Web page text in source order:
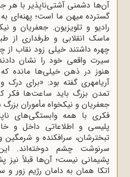
آن‌ها دشمنی آشتی‌ناپذیر با هر
گسترده میهن ما است؛ پهنه‌ای
رادیو و تلویزیون. جعفریان و
ماسک انقلابی و طرفداری از
چهره داشتند خیلی زود نقاب از
سیرت واقعی خود را نشان
هنوز در ذهن خیلی‌ها مانده
آریامهری گفته بود: «برای
تمدن بزرگ باید ساعت‌ها فکر
جعفریان و نیکخواه مأموران
فکری با همه وابستگی‌های
پلیسی و اطلاعاتی داخل و
تبخترشان، سرافکنده و
سرنوشت چشم دوخته‌اند.
پشیمانی نیست؛ آن‌ها قبلاً نیز
اتکا همان به دامان رژیم زور